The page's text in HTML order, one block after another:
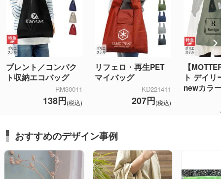
プレント／コンパク
ト収納エコバッグ
RM30011
138円(税込)
リフェロ・再生PET
マイバッグ
KD221411
207円(税込)
【
ト デイリ
newカラ
おすすめのデザイン事例